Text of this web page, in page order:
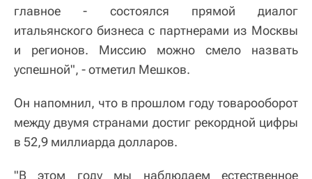
главное - состоялся прямой диалог
итальянского бизнеса с партнерами из Москвы
и регионов. Миссию можно смело назвать
успешной", - отметил Мешков.
Он напомнил, что в прошлом году товарооборот
между двумя странами достиг рекордной цифры
в 52,9 миллиарда долларов.
"В этом году мы наблюдаем естественное